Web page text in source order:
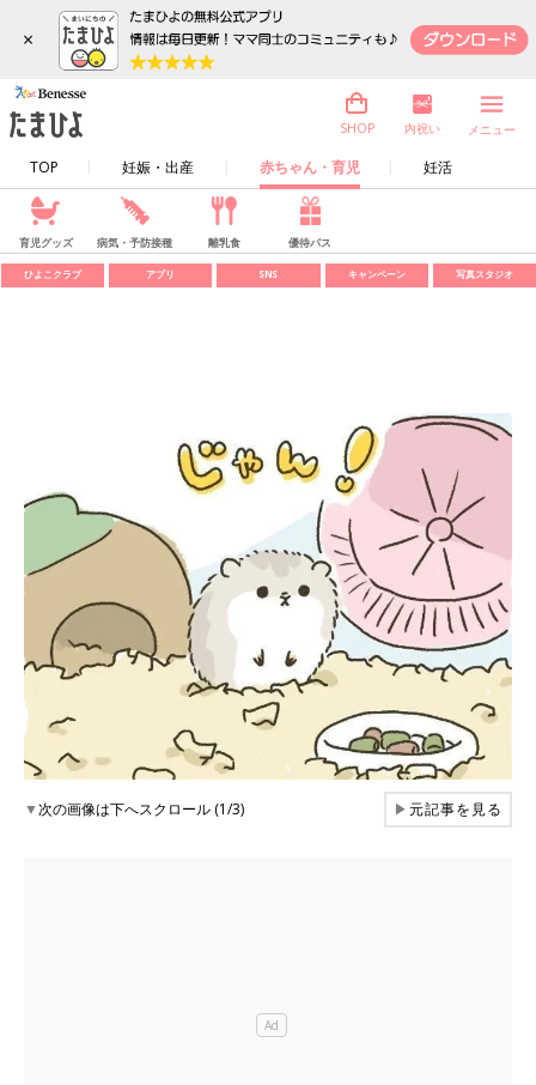
×
TOP 妊娠・出産 赤ちゃん・育児 妊活
SHOP 内祝い メニュー
育児グッズ 病気・予防接種 離乳食 優待パス
ひよこクラブ アプリ SNS キャンペーン 写真スタジオ
▼次の画像は下へスクロール (1/3) ▶元記事を見る